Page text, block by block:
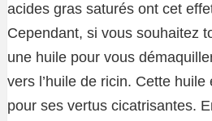
acides gras saturés ont cet
Cependant, si vous souhaitez
une huile pour vous
vers l’huile de ricin. Cette
pour ses vertus cicatrisantes.